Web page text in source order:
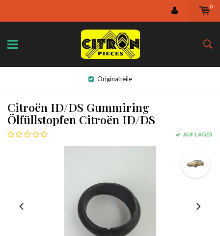
0
Originalteile
Citroën ID/DS Gummiring
Ölfüllstopfen Citroën ID/DS
AUF LAGER